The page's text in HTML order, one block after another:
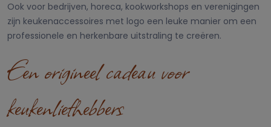
Ook voor bedrijven, horeca, kookworkshops en verenigingen
zijn keukenaccessoires met logo een leuke manier om een
professionele en herkenbare uitstraling te creëren.
Een origineel cadeau voor
keukenliefhebbers